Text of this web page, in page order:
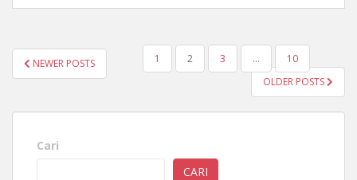
PAGINASI
POS
NEWER POSTS 1 2 3 …
10
OLDER POSTS
Cari
CARI